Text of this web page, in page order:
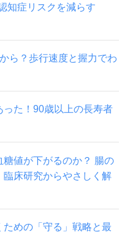
知症リスクを減らす
ら？歩行速度と握力でわ
た！90歳以上の長寿者
値が下がるのか？ 腸の
床研究からやさしく解
めの「守る」戦略と最